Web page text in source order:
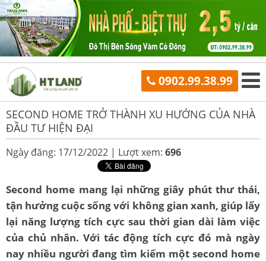
0902.99.38.99
SECOND HOME TRỞ THÀNH XU HƯỚNG CỦA NHÀ
ĐẦU TƯ HIỆN ĐẠI
Ngày đăng: 17/12/2022 | Lượt xem: 696
Second home mang lại những giây phút thư thái,
tận hưởng cuộc sống với không gian xanh, giúp lấy
lại năng lượng tích cực sau thời gian dài làm việc
của chủ nhân. Với tác động tích cực đó mà ngày
nay nhiều người đang tìm kiếm một second home